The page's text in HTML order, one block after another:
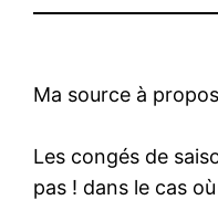
Ma source à
Les congés de
pas ! dans le cas